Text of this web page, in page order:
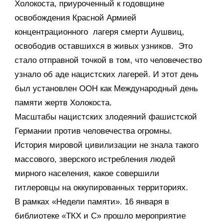
Холокоста, приуроченный к годовщине
освобождения Красной Армией
концентрационного лагеря смерти Аушвиц,
освободив оставшихся в живых узников. Это
стало отправной точкой в том, что человечество
узнало об аде нацистских лагерей. И этот день
был установлен ООН как Международный день
памяти жертв Холокоста.
Масштабы нацистских злодеяний фашистской
Германии против человечества огромны.
История мировой цивилизации не знала такого
массового, зверского истребления людей
мирного населения, какое совершили
гитлеровцы на оккупированных территориях.
В рамках «Недели памяти». 16 января в
библиотеке «ТКХ и С» прошло мероприятие